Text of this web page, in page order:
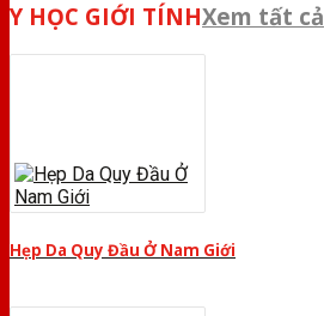
Y HỌC GIỚI TÍNHXem tất cả
Hẹp Da Quy Đầu Ở Nam Giới